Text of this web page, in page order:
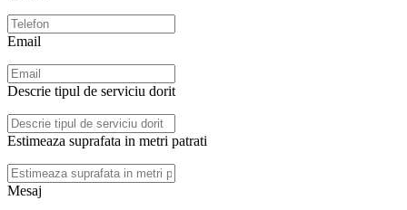
Email
Descrie tipul de serviciu dorit
Estimeaza suprafata in metri patrati
Mesaj